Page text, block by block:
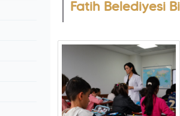
Fatih Belediyesi